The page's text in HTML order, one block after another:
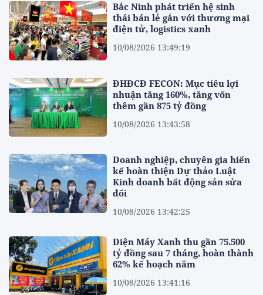
Bắc Ninh phát triển hệ sinh
thái bán lẻ gắn với thương mại
điện tử, logistics xanh
10/08/2026 13:49:19
ĐHĐCĐ FECON: Mục tiêu lợi
nhuận tăng 160%, tăng vốn
thêm gần 875 tỷ đồng
10/08/2026 13:43:58
Doanh nghiệp, chuyên gia hiến
kế hoàn thiện Dự thảo Luật
Kinh doanh bất động sản sửa
đổi
10/08/2026 13:42:25
Điện Máy Xanh thu gần 75.500
tỷ đồng sau 7 tháng, hoàn thành
62% kế hoạch năm
10/08/2026 13:41:16